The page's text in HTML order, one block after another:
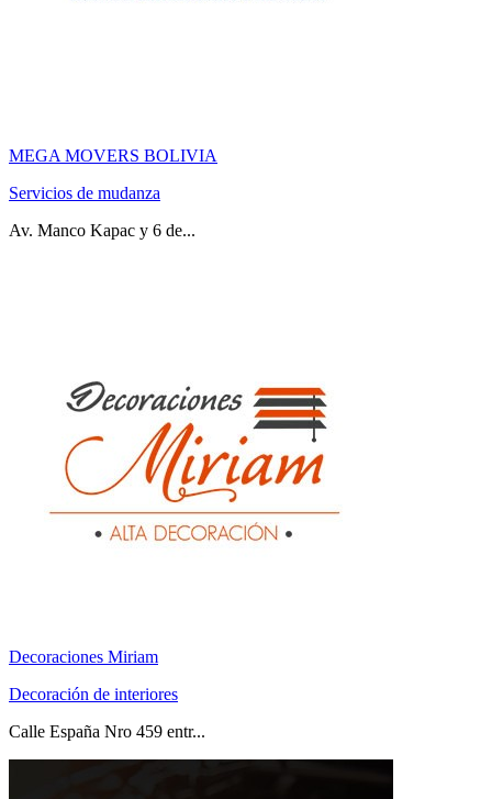
MEGA MOVERS BOLIVIA
Servicios de mudanza
Av. Manco Kapac y 6 de...
Decoraciones Miriam
Decoración de interiores
Calle España Nro 459 entr...